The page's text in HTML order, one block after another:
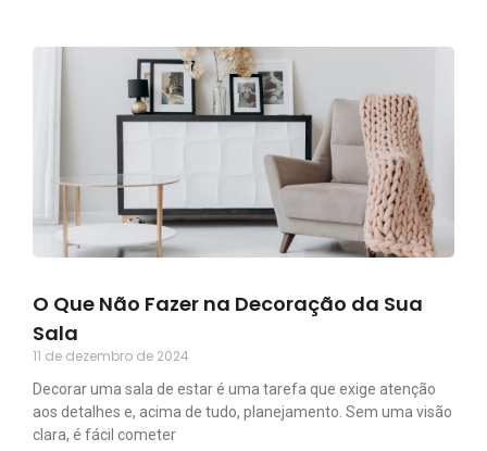
O Que Não Fazer na Decoração da Sua
Sala
11 de dezembro de 2024
Decorar uma sala de estar é uma tarefa que exige atenção
aos detalhes e, acima de tudo, planejamento. Sem uma visão
clara, é fácil cometer